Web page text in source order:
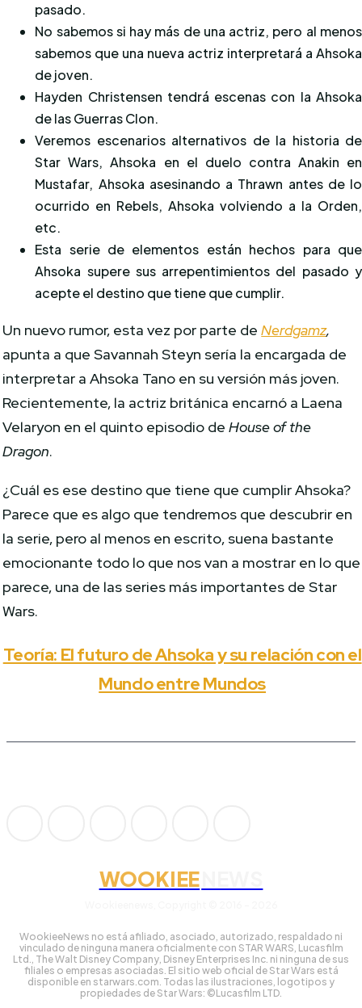
pasado.
No sabemos si hay más de una actriz, pero al menos
sabemos que una nueva actriz interpretará a Ahsoka
de joven.
Hayden Christensen tendrá escenas con la Ahsoka
de las Guerras Clon.
Veremos escenarios alternativos de la historia de
Star Wars, Ahsoka en el duelo contra Anakin en
Mustafar, Ahsoka asesinando a Thrawn antes de lo
ocurrido en Rebels, Ahsoka volviendo a la Orden,
etc.
Esta serie de elementos están hechos para que
Ahsoka supere sus arrepentimientos del pasado y
acepte el destino que tiene que cumplir.
Un nuevo rumor, esta vez por parte deNerdgamz,
apunta a que Savannah Steyn sería la encargada de
interpretar a Ahsoka Tano en su versión más joven.
Recientemente, la actriz británica encarnó a Laena
Velaryon en el quinto episodio deHouse of the
Dragon.
¿Cuál es ese destino que tiene que cumplir Ahsoka?
Parece que es algo que tendremos que descubrir en
la serie, pero al menos en escrito, suena bastante
emocionante todo lo que nos van a mostrar en lo que
parece, una de las series más importantes de Star
Wars.
Teoría: El futuro de Ahsoka y su relación con el
Mundo entre Mundos
WOOKIEE
WookieeNews no está afiliado, asociado, autorizado, respaldado ni
vinculado de ninguna manera oficialmente con STAR WARS, Lucasfilm
Ltd., The Walt Disney Company, Disney Enterprises Inc. ni ninguna de sus
filiales o empresas asociadas. El sitio web oficial de Star Wars está
disponible en starwars.com. Todas las ilustraciones, logotipos y
propiedades de Star Wars: ©Lucasfilm LTD.